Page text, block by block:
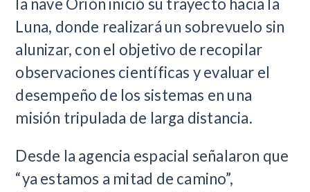
la nave Orión inició su trayecto hacia la
Luna, donde realizará un sobrevuelo sin
alunizar, con el objetivo de recopilar
observaciones científicas y evaluar el
desempeño de los sistemas en una
misión tripulada de larga distancia.
Desde la agencia espacial señalaron que
“ya estamos a mitad de camino”,